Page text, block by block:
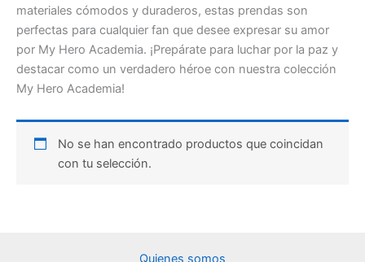
materiales cómodos y duraderos, estas prendas son
perfectas para cualquier fan que desee expresar su amor
por My Hero Academia. ¡Prepárate para luchar por la paz y
destacar como un verdadero héroe con nuestra colección
My Hero Academia!
No se han encontrado productos que coincidan
con tu selección.
Quienes somos